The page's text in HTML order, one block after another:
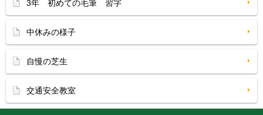
3年 初めての毛筆 習字
中休みの様子
自慢の芝生
交通安全教室